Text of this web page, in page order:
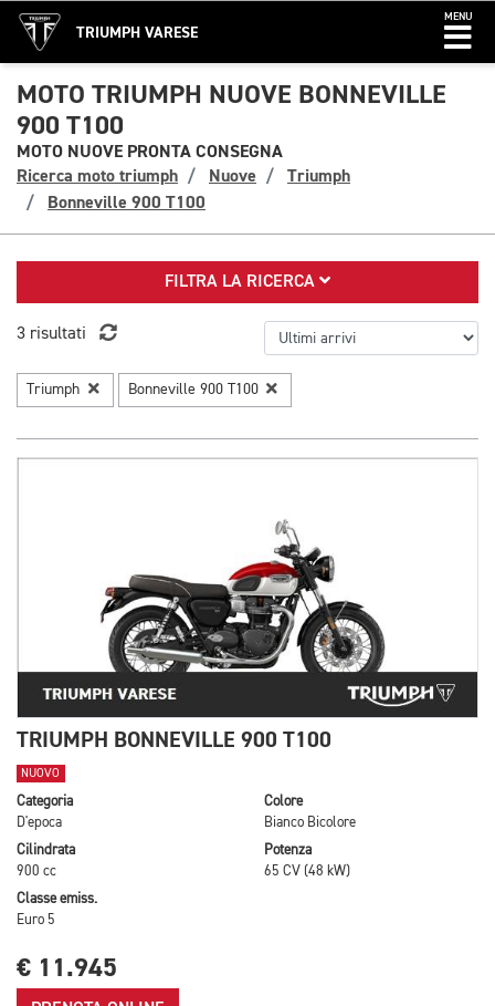
TRIUMPH VARESE
MENU
MOTO TRIUMPH NUOVE BONNEVILLE
900 T100
MOTO NUOVE PRONTA CONSEGNA
Ricerca moto triumph
Nuove
Triumph
Bonneville 900 T100
FILTRA LA RICERCA
3 risultati
Triumph Bonneville 900 T100
TRIUMPH BONNEVILLE 900 T100
NUOVO
Categoria
D'epoca
Colore
Bianco Bicolore
Cilindrata
900 cc
Potenza
65 CV (48 kW)
Classe emiss.
Euro 5
€ 11.945